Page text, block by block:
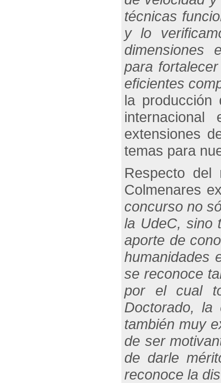
técnicas
y lo
dimensiones
para
eficientes
la producción
extensiones
temas para
Respecto del
Colmenares
concurso no
la UdeC, sino
aporte de
humanidades
se reconoce
por el cual
Doctorado, la
también muy
de ser
de darle
reconoce la